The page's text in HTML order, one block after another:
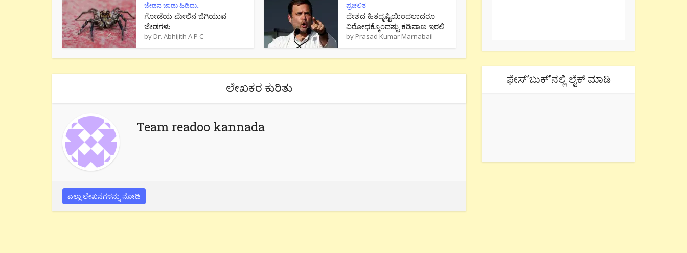
ಜೇಡನ ಜಾಡು ಹಿಡಿದು..
ಗೋಡೆಯ ಮೇಲಿನ ಜಿಗಿಯುವ
ಜೇಡಗಳು
by Dr. Abhijith A P C
ಪ್ರಚಲಿತ
ದೇಶದ ಹಿತದೃಷ್ಟಿಯಿಂದಲಾದರೂ
ವಿರೋಧಕ್ಕೊಂದಷ್ಟು ಕಡಿವಾಣ ಇರಲಿ
by Prasad Kumar Marnabail
ಲೇಖಕರ ಕುರಿತು
Team readoo kannada
ಎಲ್ಲಾ ಲೇಖನಗಳನ್ನು ನೋಡಿ
ಫೇಸ್’ಬುಕ್’ನಲ್ಲಿ ಲೈಕ್ ಮಾಡಿ